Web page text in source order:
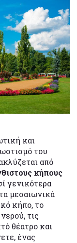
και
του
από
κήπους
γενικότερα
μεσαιωνικά
κήπο, το
τις
θέατρο και
ένας